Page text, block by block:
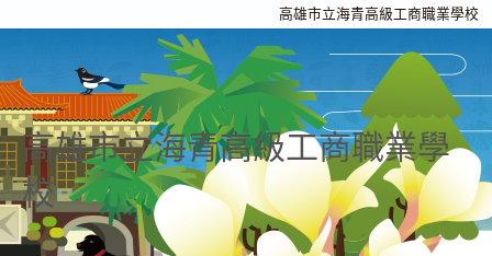
高雄市立海青高級工商職業學校
高雄市立海青高級工商職業學
校